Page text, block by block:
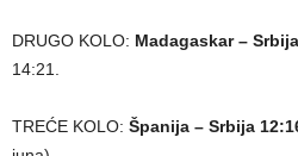
DRUGO KOLO: Madagaskar –
14:21.
TREĆE KOLO: Španija – Srbija